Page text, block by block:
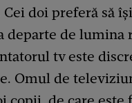
doi preferă să
departe de lumina
tv este
Omul de